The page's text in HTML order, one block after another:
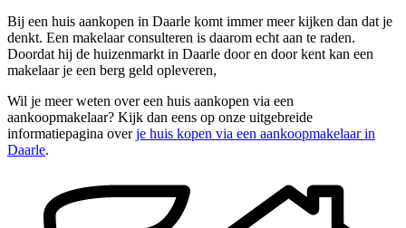
Bij een huis aankopen in Daarle komt immer meer kijken dan dat je
denkt. Een makelaar consulteren is daarom echt aan te raden.
Doordat hij de huizenmarkt in Daarle door en door kent kan een
makelaar je een berg geld opleveren,
Wil je meer weten over een huis aankopen via een
aankoopmakelaar? Kijk dan eens op onze uitgebreide
informatiepagina overje huis kopen via een aankoopmakelaar in
Daarle.